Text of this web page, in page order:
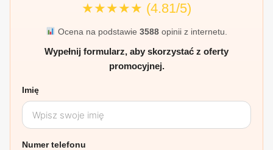
★★★★★ (4.81/5)
Ocena na podstawie 3588opinii z internetu.
Wypełnij formularz, aby skorzystać z oferty
promocyjnej.
Imię
Numer telefonu